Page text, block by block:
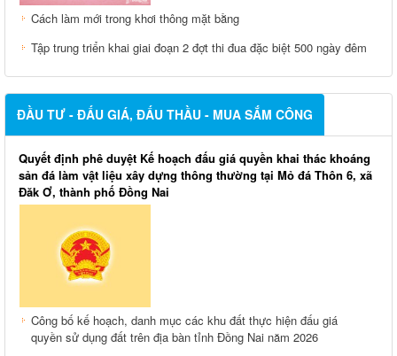
Cách làm mới trong khơi thông mặt bằng
Tập trung triển khai giai đoạn 2 đợt thi đua đặc biệt 500 ngày đêm
ĐẦU TƯ - ĐẤU GIÁ, ĐẤU THẦU - MUA SẮM CÔNG
Quyết định phê duyệt Kế hoạch đấu giá quyền khai thác khoáng
sản đá làm vật liệu xây dựng thông thường tại Mỏ đá Thôn 6, xã
Đăk Ơ, thành phố Đồng Nai
Công bố kế hoạch, danh mục các khu đất thực hiện đấu giá
quyền sử dụng đất trên địa bàn tỉnh Đồng Nai năm 2026